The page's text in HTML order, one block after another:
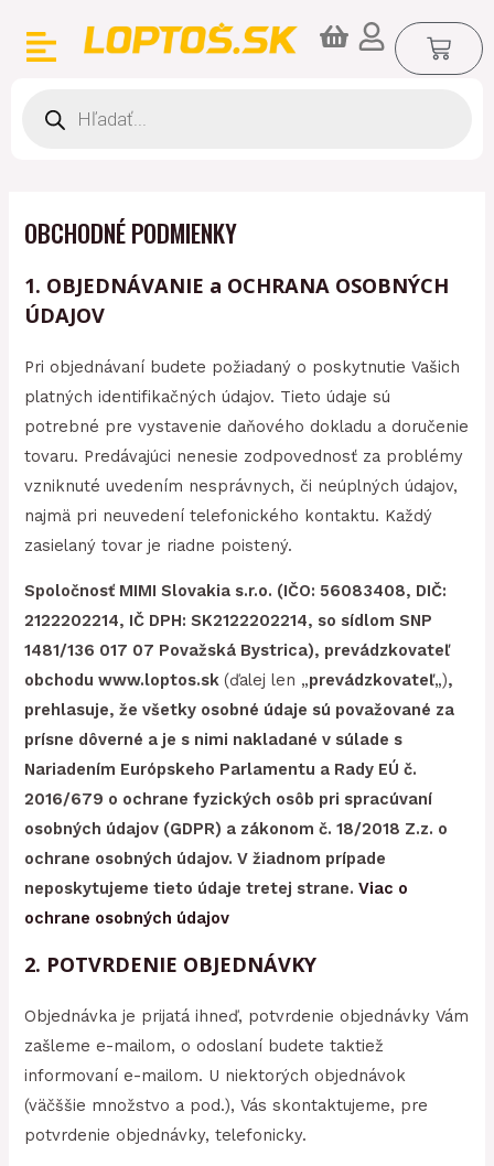
OBCHODNÉ PODMIENKY
1. OBJEDNÁVANIE a OCHRANA OSOBNÝCH
ÚDAJOV
Pri objednávaní budete požiadaný o poskytnutie Vašich
platných identifikačných údajov. Tieto údaje sú
potrebné pre vystavenie daňového dokladu a doručenie
tovaru. Predávajúci nenesie zodpovednosť za problémy
vzniknuté uvedením nesprávnych, či neúplných údajov,
najmä pri neuvedení telefonického kontaktu. Každý
zasielaný tovar je riadne poistený.
Spoločnosť MIMI Slovakia s.r.o. (IČO: 56083408, DIČ:
2122202214, IČ DPH: SK2122202214, so sídlom SNP
1481/136 017 07 Považská Bystrica), prevádzkovateľ
obchodu www.loptos.sk(ďalej len „prevádzkovateľ„),
prehlasuje, že všetky osobné údaje sú považované za
prísne dôverné a je s nimi nakladané v súlade s
Nariadením Európskeho Parlamentu a Rady EÚ č.
2016/679 o ochrane fyzických osôb pri spracúvaní
osobných údajov (GDPR) a zákonom č. 18/2018 Z.z. o
ochrane osobných údajov. V žiadnom prípade
neposkytujeme tieto údaje tretej strane.Viac o
ochrane osobných údajov
2. POTVRDENIE OBJEDNÁVKY
Objednávka je prijatá ihneď, potvrdenie objednávky Vám
zašleme e-mailom, o odoslaní budete taktiež
informovaní e-mailom. U niektorých objednávok
(väčššie množstvo a pod.), Vás skontaktujeme, pre
potvrdenie objednávky, telefonicky.